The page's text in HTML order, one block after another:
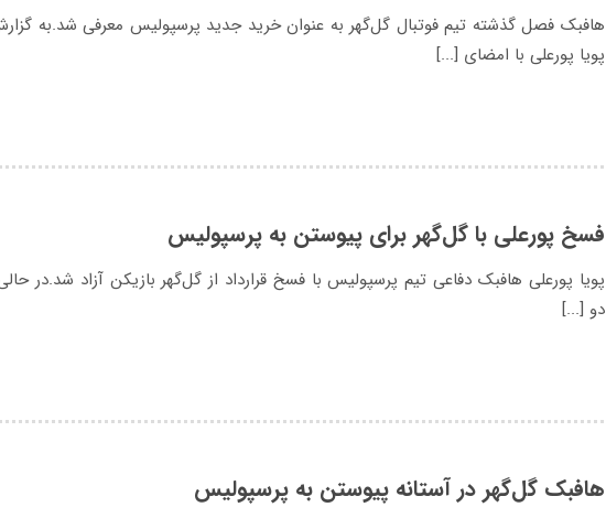
هافبک فصل گذشته تیم فوتبال گل‌گهر به عنوان خرید جدید پرسپولیس معرفی شد.به
پویا پورعلی با امضای [...]
فسخ پورعلی با گل‌گهر برای پیوستن به پرسپولیس
پویا پورعلی هافبک دفاعی تیم پرسپولیس با فسخ قرارداد از گل‌گهر بازیکن آزاد شد.در
دو [...]
هافبک گل‌گهر در آستانه پیوستن به پرسپولیس